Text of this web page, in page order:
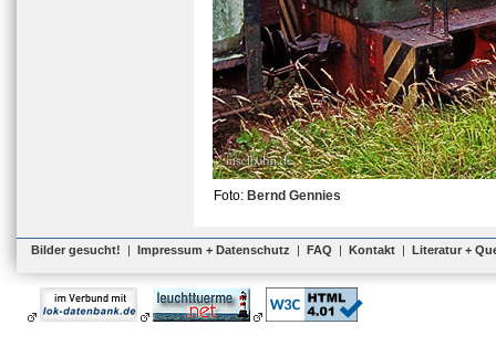
Foto: Bernd Gennies
Bilder gesucht! | Impressum + Datenschutz | FAQ | Kontakt | Literatur +